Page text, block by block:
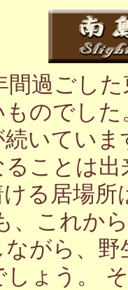
過ごし
のでし
いてい
ことは
る居場
、これか
がら、
ょう。